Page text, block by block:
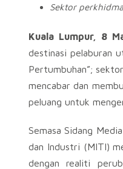
Sektor
Kuala Lumpur, 8
destinasi pelaburan
Pertumbuhan”;
mencabar dan
peluang untuk
Semasa Sidang
dan Industri (MITI)
dengan realiti